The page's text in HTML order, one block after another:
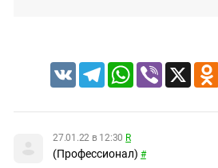
VK TelegramWhatsApp
Viber X
27.01.22 в 12:30 R
(Профессионал) #